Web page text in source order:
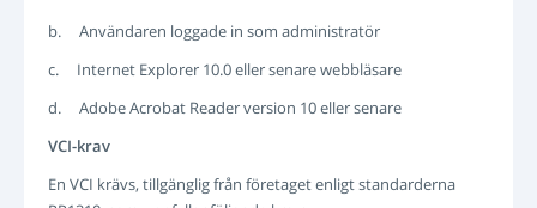
b. Användaren loggade in som administratör
c. Internet Explorer 10.0 eller senare webbläsare
d. Adobe Acrobat Reader version 10 eller senare
VCI-krav
En VCI krävs, tillgänglig från företaget enligt standarderna